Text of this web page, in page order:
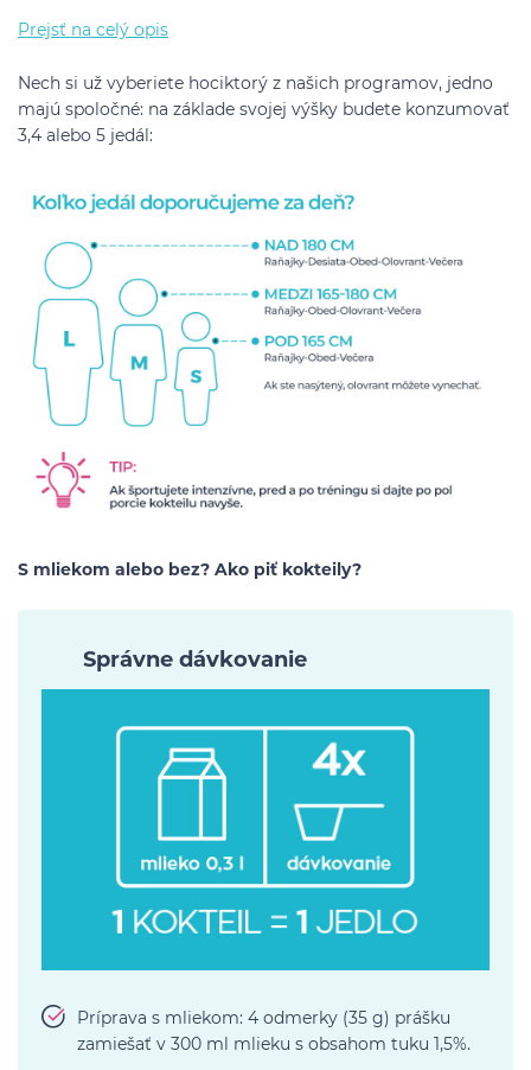
Prejsť na celý opis
Nech si už vyberiete hociktorý z našich programov, jedno
majú spoločné: na základe svojej výšky budete konzumovať
3,4 alebo 5 jedál:
S mliekom alebo bez? Ako piť kokteily?
Správne dávkovanie
Príprava s mliekom: 4 odmerky (35 g) prášku
zamiešať v 300 ml mlieku s obsahom tuku 1,5%.